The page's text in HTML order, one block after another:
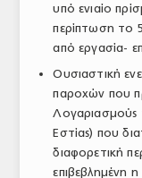
υπό ενιαίο
περίπτωση το
από εργασία-
Ουσιαστική
παροχών που
Λογαριασμούς
Εστίας) που
διαφορετική
επιβεβλημένη